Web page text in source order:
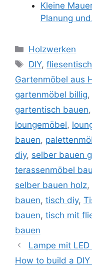
Kleine
Planung
Kategorien
Holzwerken
Schlagwörter
DIY,fliesentisch
Gartenmöbel aus
gartenmöbel billig,
gartentisch bauen,
loungemöbel,
bauen,
diy, selber bauen
terassenmöbel
selber bauen holz,
bauen, tisch diy,
bauen, tisch mit
bauen
Lampe mit
How to build a